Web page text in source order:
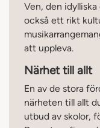
Ven, den
också ett rikt
att uppleva.
Närhet till allt
En av de stora
närheten till allt
utbud av skolor,